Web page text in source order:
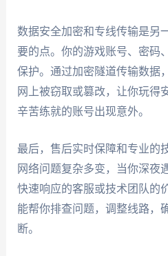
数据安全加密和专线传输是另
要的点。你的游戏账号、密码
保护。通过加密隧道传输数据
网上被窃取或篡改，让你玩得
辛苦练就的账号出现意外。
最后，售后实时保障和专业的
网络问题复杂多变，当你深夜
快速响应的客服或技术团队的
能帮你排查问题，调整线路，
断。